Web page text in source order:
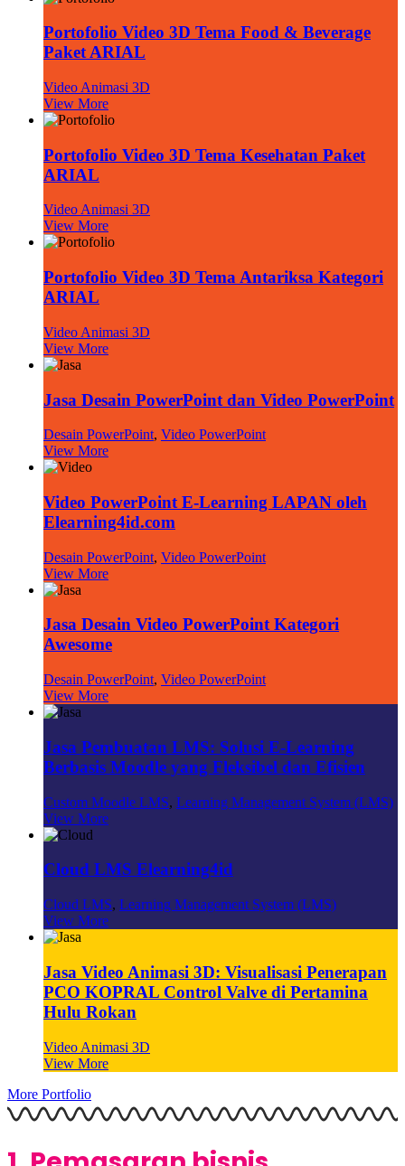
Portofolio Video 3D Tema Food & Beverage
Paket ARIAL
Video Animasi 3D
View More
Portofolio Video 3D Tema Kesehatan Paket
ARIAL
Video Animasi 3D
View More
Portofolio Video 3D Tema Antariksa Kategori
ARIAL
Video Animasi 3D
View More
Jasa Desain PowerPoint dan Video PowerPoint
Desain PowerPoint, Video PowerPoint
View More
Video PowerPoint E-Learning LAPAN oleh
Elearning4id.com
Desain PowerPoint, Video PowerPoint
View More
Jasa Desain Video PowerPoint Kategori
Awesome
Desain PowerPoint, Video PowerPoint
View More
Jasa Pembuatan LMS: Solusi E-Learning
Berbasis Moodle yang Fleksibel dan Efisien
Custom Moodle LMS, Learning Management System (LMS)
View More
Cloud LMS Elearning4id
Cloud LMS, Learning Management System (LMS)
View More
Jasa Video Animasi 3D: Visualisasi Penerapan
PCO KOPRAL Control Valve di Pertamina
Hulu Rokan
Video Animasi 3D
View More
More Portfolio